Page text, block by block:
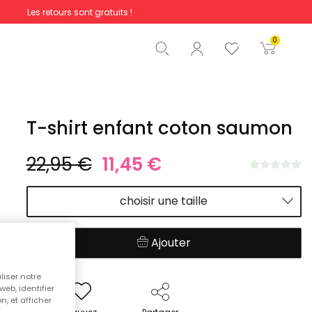
Les retours sont gratuits !
0
Total 0,00 €
Commencer la commande
T-shirt enfant coton saumon
22,95 € 11,45 €
choisir une taille
Ajouter
notre
identifier
et afficher